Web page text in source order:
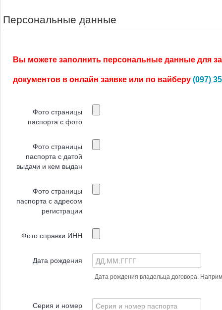
Персональные данные
Вы можете заполнить персональные данные для
документов в онлайн заявке или по вайберу (097)
Фото страницы
паспорта с фото
Фото страницы
паспорта с датой
выдачи и кем выдан
Фото страницы
паспорта с адресом
регистрации
Фото справки ИНН
Дата рождения
Дата рождения владельца договора.
Серия и номер